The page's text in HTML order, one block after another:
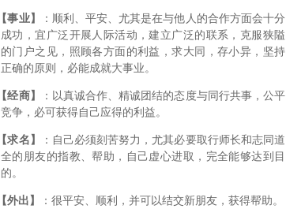
【事业】
：顺利、平安、尤其是在与他人的合作方面会十分
成功，宜广泛开展人际活动，建立广泛的联系，克服狭隘
的门户之见，照顾各方面的利益，求大同，存小异，坚持
正确的原则，必能成就大事业。
【经商】
：以真诚合作、精诚团结的态度与同行共事，公平
竞争，必可获得自己应得的利益。
【求名】
：自己必须刻苦努力，尤其必要取行师长和志同道
全的朋友的指教、帮助，自己虚心进取，完全能够达到目
的。
【外出】 ：很平安、顺利，并可以结交新朋友，获得帮助。